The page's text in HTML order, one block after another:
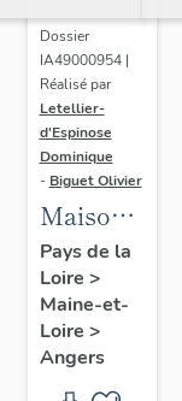
Dossier
IA49000954 |
Réalisé par
Letellier-
d'Espinose
Dominique
- Biguet Olivier
Maison,
10 rue
Boisnet
Pays de la
Loire >
Maine-et-
Loire >
Angers